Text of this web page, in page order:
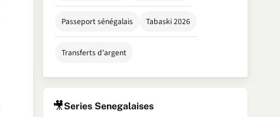
Passeport sénégalais Tabaski 2026
Transferts d'argent
🎥Series Senegalaises